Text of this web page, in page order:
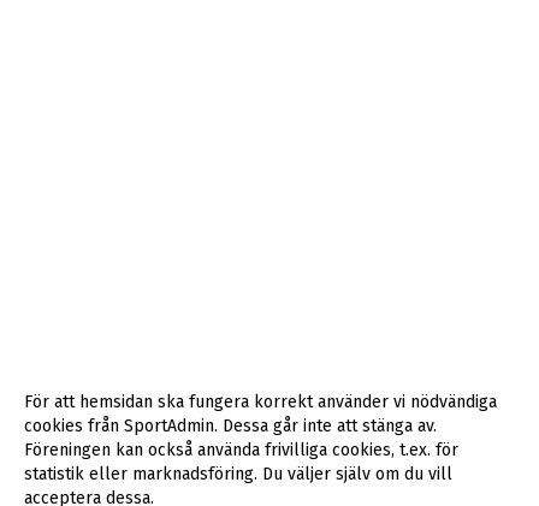
För att hemsidan ska fungera korrekt använder vi nödvändiga
cookies från SportAdmin. Dessa går inte att stänga av.
Föreningen kan också använda frivilliga cookies, t.ex. för
statistik eller marknadsföring. Du väljer själv om du vill
acceptera dessa.